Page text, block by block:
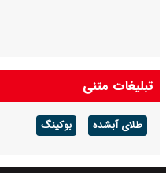
تبلیغات متنی
طلای آبشده بوکینگ